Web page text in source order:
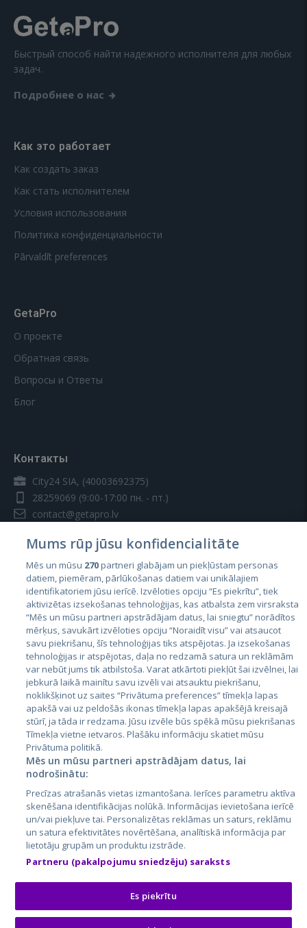
Быстрый способ найти надежного исполнителя для любых
задач.
Подробнее о нас
Как это работает
Как создать заказ
Как стать исполнителем
Условия использования
Политика конфиденциальности
Pārvaldīt preferences
GetaPro
О проекте
Обратная связь
Вопросы и Ответы
Блог
Контакты
City24 SIA, (40003692375)
28259069 (9:00-17:00 пн. - пт.)
contact@getapro.lv
Страны
Эстония
Латвия
Литва
City24.lv
City24.ee
GetaPro.lv
GetaPro.ee
Skelbiu.lt
Autoplius.lt
Aruodas.lt
CVbankas.lt
Kainos.lt
Paslaugos.lt
auto24.ee
Osta.ee
KuldneBörs.ee
Mums rūp jūsu konfidencialitāte
Mēs un mūsu 270partneri glabājam un piekļūstam personas
datiem, piemēram, pārlūkošanas datiem vai unikālajiem
identifikatoriem jūsu ierīcē. Izvēloties opciju “Es piekrītu”, tiek
aktivizētas izsekošanas tehnoloģijas, kas atbalsta zem virsraksta
“Mēs un mūsu partneri apstrādājam datus, lai sniegtu” norādītos
mērķus, savukārt izvēloties opciju “Noraidīt visu” vai atsaucot
savu piekrišanu, šīs tehnoloģijas tiks atspējotas. Ja izsekošanas
tehnoloģijas ir atspējotas, daļa no redzamā satura un reklāmām
var nebūt jums tik atbilstoša. Varat atkārtoti piekļūt šai izvēlnei, lai
jebkurā laikā mainītu savu izvēli vai atsauktu piekrišanu,
noklikšķinot uz saites “Privātuma preferences” tīmekļa lapas
apakšā vai uz peldošās ikonas tīmekļa lapas apakšējā kreisajā
stūrī, ja tāda ir redzama. Jūsu izvēle būs spēkā mūsu piekrišanas
Tīmekļa vietne ietvaros. Plašāku informāciju skatiet mūsu
Privātuma politikā.
Mēs un mūsu partneri apstrādājam datus, lai
nodrošinātu:
Precīzas atrašanās vietas izmantošana. Ierīces parametru aktīva
skenēšana identifikācijas nolūkā. Informācijas ievietošana ierīcē
un/vai piekļuve tai. Personalizētas reklāmas un saturs, reklāmu
un satura efektivitātes novērtēšana, analītiskā informācija par
lietotāju grupām un produktu izstrāde.
Partneru (pakalpojumu sniedzēju) saraksts
Es piekrītu